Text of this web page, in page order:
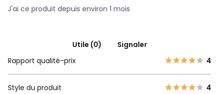
J'ai ce produit depuis environ 1 mois
Utile (0)
Signaler
Rapport qualité-prix
4
Style du produit 4